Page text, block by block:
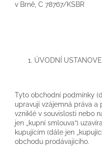
v Brně, C 78767/KSBR
ÚVODNÍ
Tyto obchodní podmínky
upravují vzájemná práva
vzniklé v souvislosti nebo
jen „kupní smlouva“)
kupujícím (dále jen
obchodu prodávajícího.